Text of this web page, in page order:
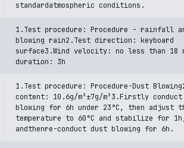
standardatmospheric conditions.
1.Test procedure: Procedure - rainfall
blowing rain2.Test direction: keyboard
surface3.Wind velocity: no less than 18
duration: 3h
1.Test procedure: Procedure-Dust
content: 10.6g/m³±7g/m³3.Firstly
blowing for 6h under 23°C, then adjust
temperature to 60°C and stabilize for
andthenre-conduct dust blowing for 6h.